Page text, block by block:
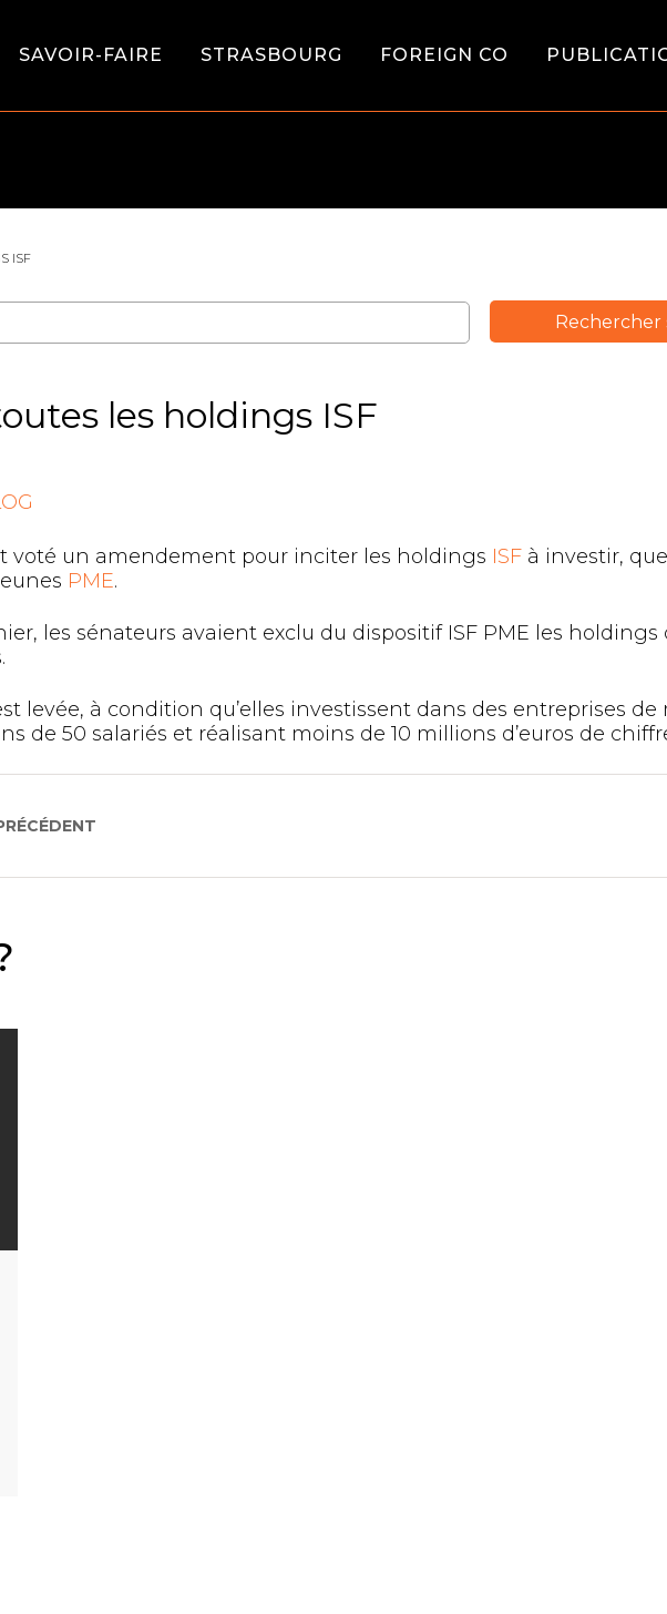
SAVOIR-FAIRE STRASBOURG FOREIGN CO
ISF
les holdings ISF
voté un amendement pour inciter les holdings ISF à investir,
PME.
les sénateurs avaient exclu du dispositif ISF PME les
levée, à condition qu’elles investissent dans des entreprises de
de 50 salariés et réalisant moins de 10 millions d’euros de